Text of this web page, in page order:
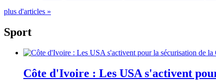
plus d'articles »
Sport
Côte d'Ivoire : Les USA s'activent